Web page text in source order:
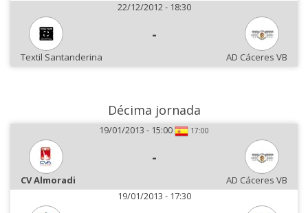
22/12/2012 - 18:30
-
Textil Santanderina AD Cáceres VB
Décima jornada
19/01/2013 - 15:00 17:00
-
CV Almoradi
AD Cáceres VB
19/01/2013 - 17:30